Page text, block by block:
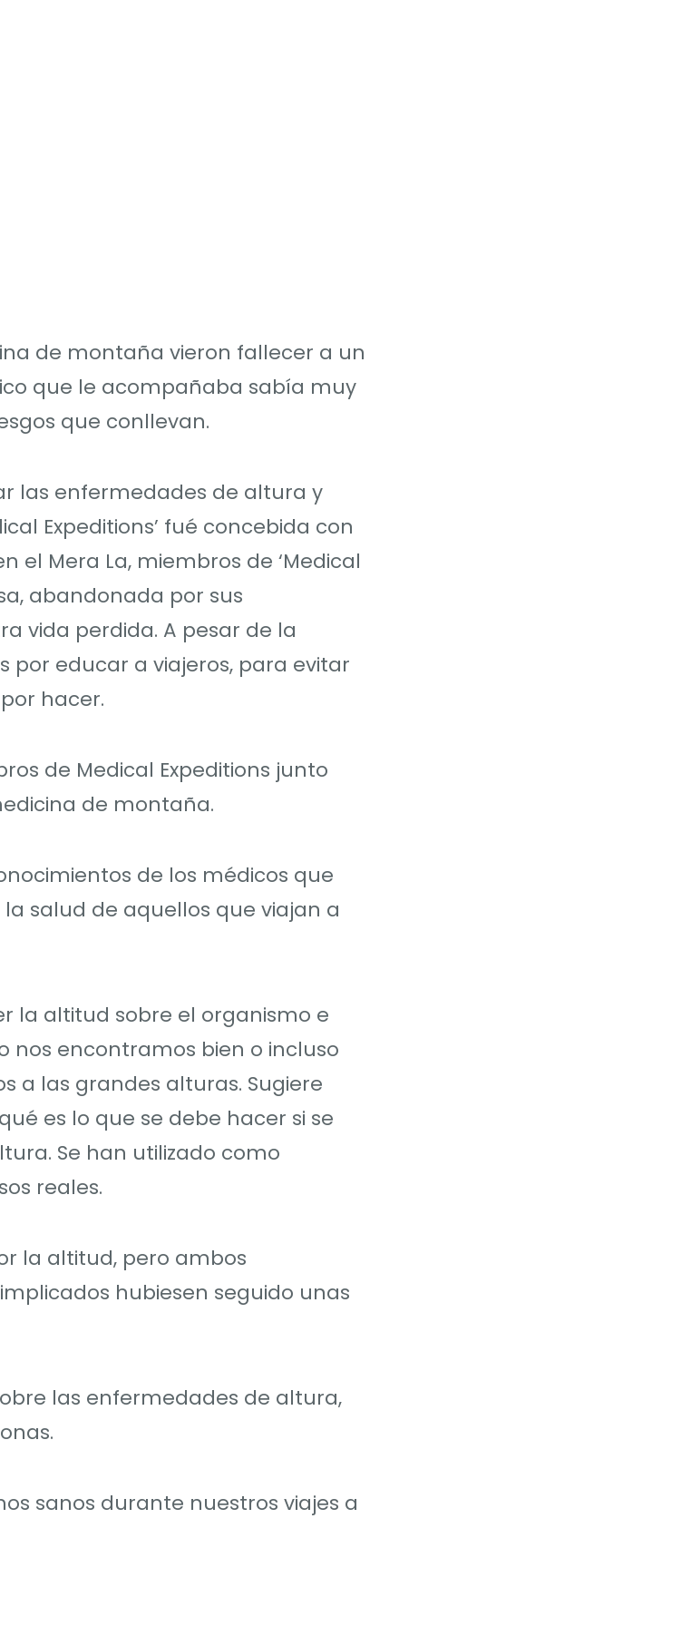
de montaña vieron fallecer a un
que le acompañaba sabía muy
que conllevan.
las enfermedades de altura y
Expeditions’ fué concebida con
el Mera La, miembros de ‘Medical
abandonada por sus
vida perdida. A pesar de la
por educar a viajeros, para evitar
hacer.
de Medical Expeditions junto
de montaña.
de los médicos que
salud de aquellos que viajan a
la altitud sobre el organismo e
encontramos bien o incluso
a las grandes alturas. Sugiere
es lo que se debe hacer si se
Se han utilizado como
reales.
la altitud, pero ambos
hubiesen seguido unas
las enfermedades de altura,
sanos durante nuestros viajes a